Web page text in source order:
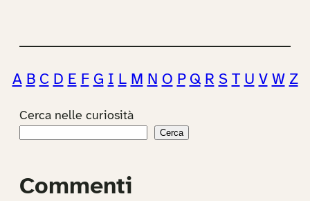
A B C D E F G I L M N O P Q R S T U V W Z
Cerca nelle curiosità
Cerca
Commenti